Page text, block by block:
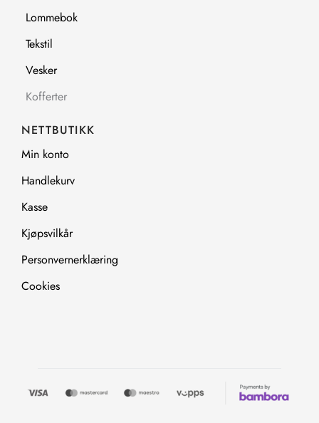
Lommebok
Tekstil
Vesker
Kofferter
NETTBUTIKK
Min konto
Handlekurv
Kasse
Kjøpsvilkår
Personvernerklæring
Cookies